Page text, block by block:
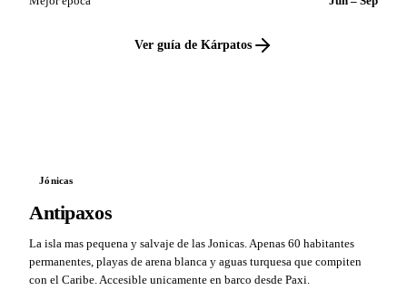
Ver guía de Kárpatos
Jónicas
Antipaxos
La isla mas pequena y salvaje de las Jonicas. Apenas 60 habitantes
permanentes, playas de arena blanca y aguas turquesa que compiten
con el Caribe. Accesible unicamente en barco desde Paxi.